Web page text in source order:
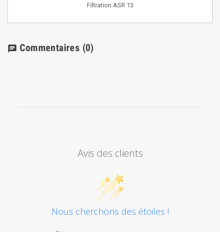
Filtration ASR 13
chat Commentaires (0)
Avis des clients
Nous cherchons des étoiles !